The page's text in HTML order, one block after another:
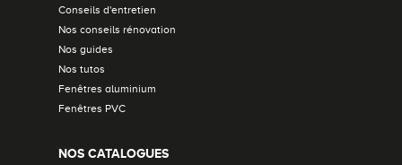
Conseils d'entretien
Nos conseils rénovation
Nos guides
Nos tutos
Fenêtres aluminium
Fenêtres PVC
NOS CATALOGUES